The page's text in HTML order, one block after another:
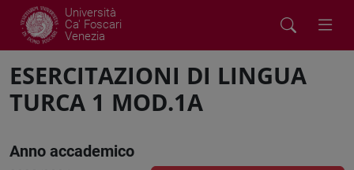
Università
Ca' Foscari
Venezia
ESERCITAZIONI DI LINGUA
TURCA 1 MOD.1A
Anno accademico